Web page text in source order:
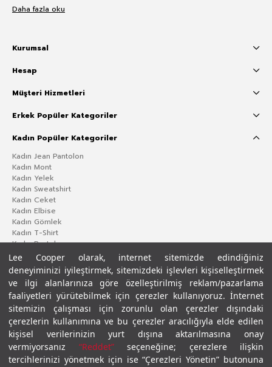
Lee Cooper olarak, internet sitemizde edindiğiniz
deneyiminizi iyileştirmek, sitemizdeki işlevleri kişiselleştirmek
ve ilgi alanlarınıza göre özelleştirilmiş reklam/pazarlama
faaliyetleri yürütebilmek için çerezler kullanıyoruz. İnternet
sitemizin çalışması için zorunlu olan çerezler dışındaki
çerezlerin kullanımına ve bu çerezler aracılığıyla elde edilen
kişisel verilerinizin yurt dışına aktarılmasına onay
vermiyorsanız “Reddet”seçeneğine; çerezlere ilişkin
tercihlerinizi yönetmek için ise “Çerezleri Yönetin” butonuna
Daha fazla oku
Kurumsal
Hesap
Müşteri Hizmetleri
Erkek Popüler Kategoriler
Kadın Popüler Kategoriler
Kadın Jean Pantolon
Kadın Mont
Kadın Yelek
Kadın Sweatshirt
Kadın Ceket
Kadın Elbise
Kadın Gömlek
Kadın T-Shirt
Kadın Pantolon
Gizlilik PolitikasıÇerez PolitikasıKVKK Aydınlatma MetniŞartlar ve Koşullar